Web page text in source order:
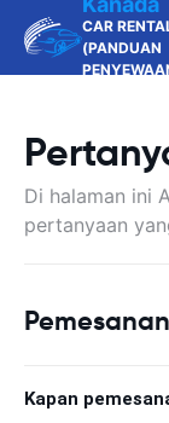
CAR
(PANDUAN
Di halaman ini
pertanyaan
Kapan